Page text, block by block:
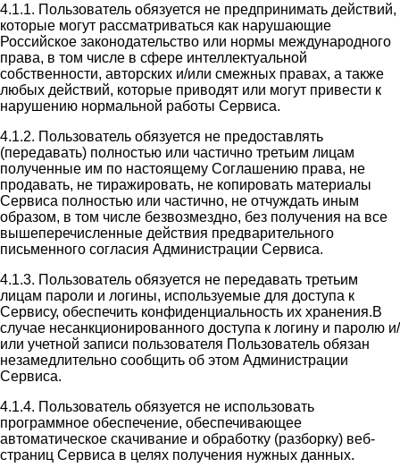
4.1.1. Пользователь обязуется не предпринимать действий,
которые могут рассматриваться как нарушающие
Российское законодательство или нормы международного
права, в том числе в сфере интеллектуальной
собственности, авторских и/или смежных правах, а также
любых действий, которые приводят или могут привести к
нарушению нормальной работы Сервиса.
4.1.2. Пользователь обязуется не предоставлять
(передавать) полностью или частично третьим лицам
полученные им по настоящему Соглашению права, не
продавать, не тиражировать, не копировать материалы
Сервиса полностью или частично, не отчуждать иным
образом, в том числе безвозмездно, без получения на все
вышеперечисленные действия предварительного
письменного согласия Администрации Сервиса.
4.1.3. Пользователь обязуется не передавать третьим
лицам пароли и логины, используемые для доступа к
Сервису, обеспечить конфиденциальность их хранения.В
случае несанкционированного доступа к логину и паролю и/
или учетной записи пользователя Пользователь обязан
незамедлительно сообщить об этом Администрации
Сервиса.
4.1.4. Пользователь обязуется не использовать
программное обеспечение, обеспечивающее
автоматическое скачивание и обработку (разборку) веб-
страниц Сервиса в целях получения нужных данных.